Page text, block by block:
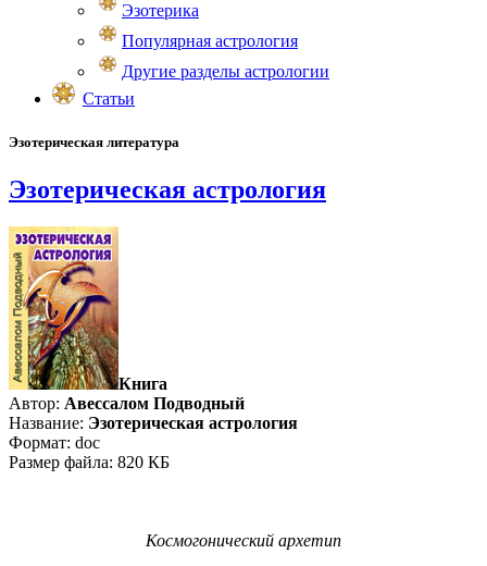
Эзотерика
Популярная астрология
Другие разделы астрологии
Статьи
Эзотерическая литература
Эзотерическая астрология
Книга
Автор: Авессалом Подводный
Название: Эзотерическая астрология
Формат: doc
Размер файла: 820 КБ
Космогонический архетип